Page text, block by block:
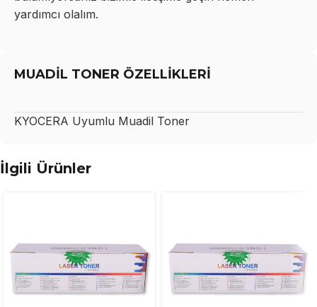
yardımcı olalım.
MUADİL TONER ÖZELLİKLERİ
KYOCERA Uyumlu Muadil Toner
İlgili Ürünler